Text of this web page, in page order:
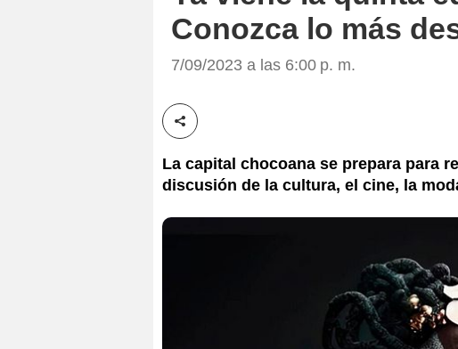
Conozca lo más
7/09/2023 a las 6:00 p. m.
Compartir esta noticia
La capital chocoana se prepara para
discusión de la cultura, el cine, la